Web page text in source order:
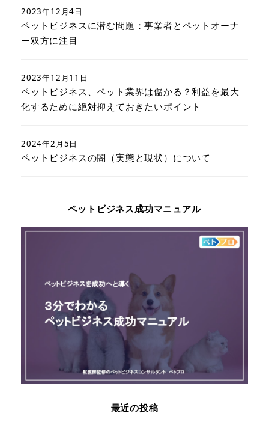
ペットビジネスに潜む問題：事業者とペットオーナ
ー双方に注目
2023年12月4日
ペットビジネス、ペット業界は儲かる？利益を最大
化するために絶対抑えておきたいポイント
2023年12月11日
ペットビジネスの闇（実態と現状）について
2024年2月5日
ペットビジネス成功マニュアル
最近の投稿